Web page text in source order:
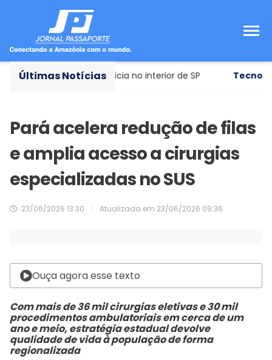
Últimas Notícias
à polícia no interior de SP Tecnologia
Pará acelera redução de filas
e amplia acesso a cirurgias
especializadas no SUS
23/06/2026 13:30 Atualizada em 23/06/2026 09:36
Ouça agora esse texto
Com mais de 36 mil cirurgias eletivas e 30 mil
procedimentos ambulatoriais em cerca de um
ano e meio, estratégia estadual devolve
qualidade de vida à população de forma
regionalizada